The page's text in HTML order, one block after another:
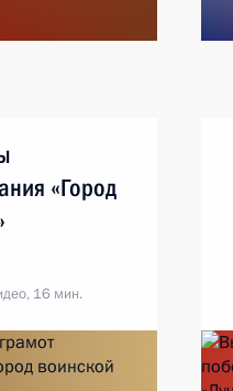
«Город
16 мин.